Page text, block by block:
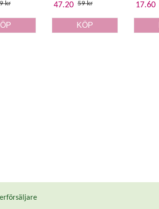
kr 47.20 59 kr
KÖP
17.60